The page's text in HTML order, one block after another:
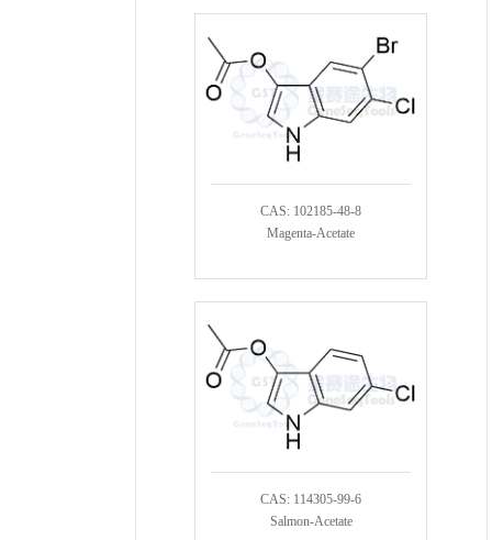
CAS: 102185-48-8
Magenta-Acetate
CAS: 114305-99-6
Salmon-Acetate